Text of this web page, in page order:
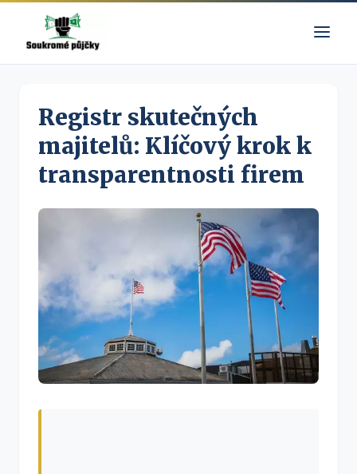
Registr skutečných
majitelů: Klíčový krok k
transparentnosti firem